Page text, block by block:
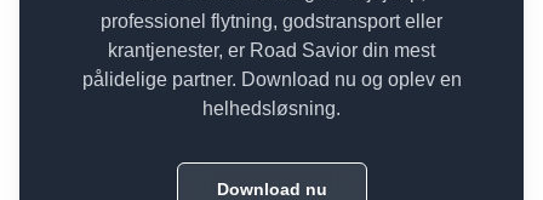
professionel flytning, godstransport eller
krantjenester, er Road Savior din mest
pålidelige partner. Download nu og oplev en
helhedsløsning.
Download nu